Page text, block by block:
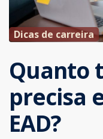
Dicas de carreira
Quanto
precisa
EAD?